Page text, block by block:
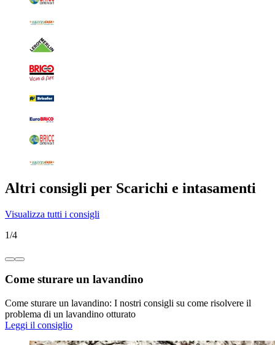
Altri consigli per Scarichi e intasamenti
Visualizza tutti i consigli
1/4
Come sturare un lavandino
Come sturare un lavandino: I nostri consigli su come risolvere il
problema di un lavandino otturato
Leggi il consiglio